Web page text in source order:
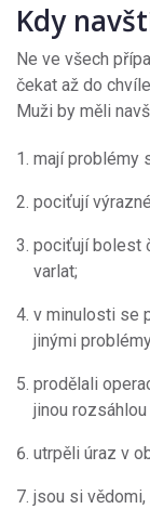
Kdy
Ne ve všech
čekat až do
Muži by měli
mají problémy
pociťují
pociťují bolest
varlat;
v minulosti se
jinými
prodělali
jinou
utrpěli úraz v
jsou si